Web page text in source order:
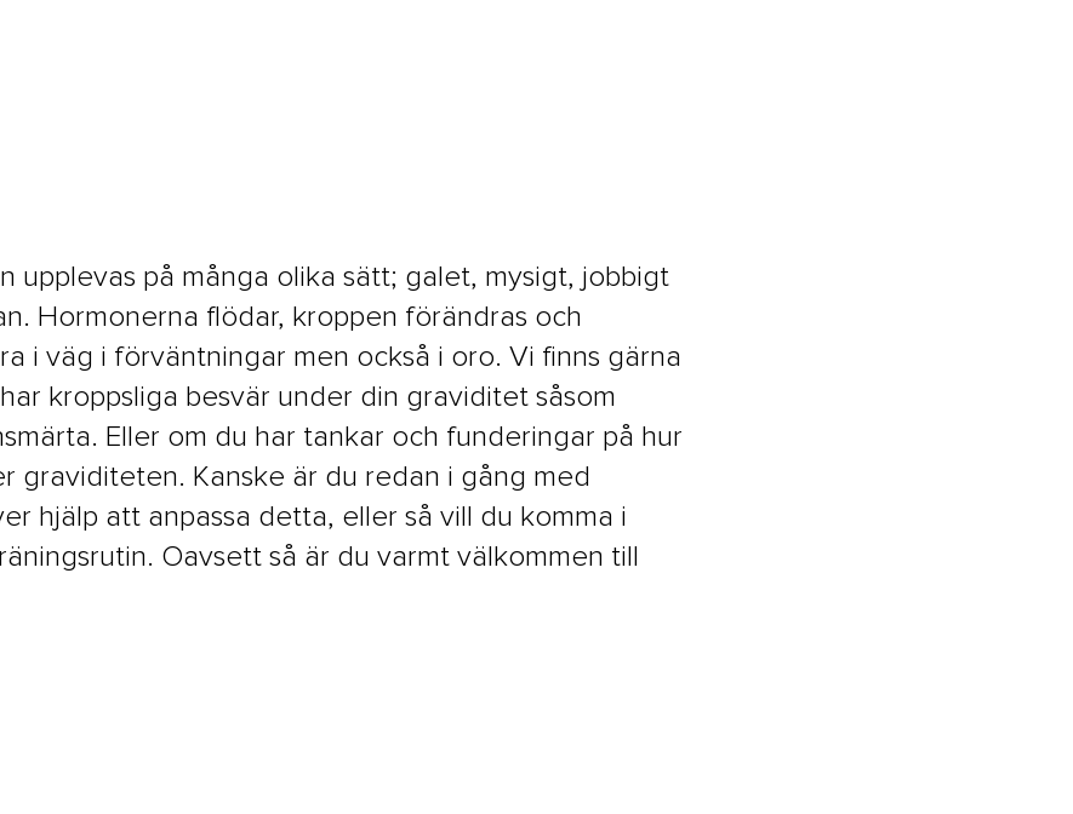
upplevas på många olika sätt; galet, mysigt, jobbigt
Hormonerna flödar, kroppen förändras och
i väg i förväntningar men också i oro. Vi finns gärna
kroppsliga besvär under din graviditet såsom
Eller om du har tankar och funderingar på hur
graviditeten. Kanske är du redan i gång med
hjälp att anpassa detta, eller så vill du komma i
Oavsett så är du varmt välkommen till